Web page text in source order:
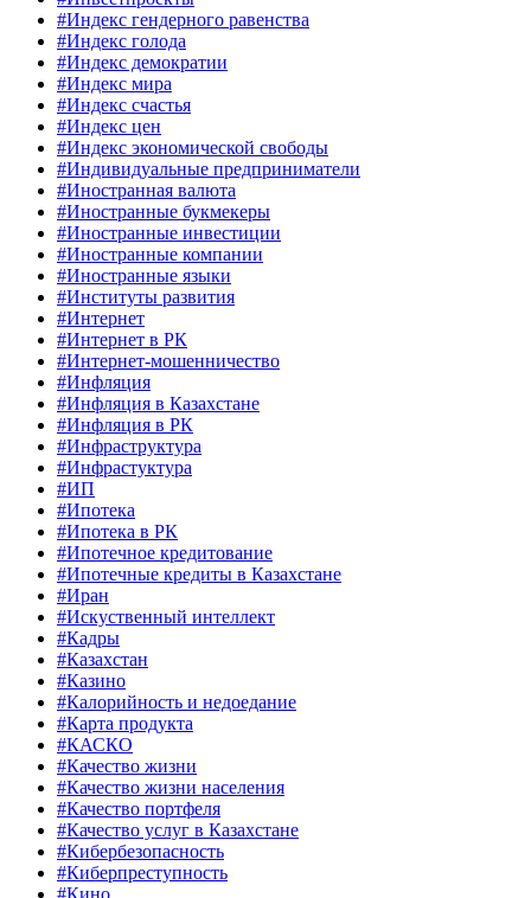
#Индекс гендерного равенства
#Индекс голода
#Индекс демократии
#Индекс мира
#Индекс счастья
#Индекс цен
#Индекс экономической свободы
#Индивидуальные предприниматели
#Иностранная валюта
#Иностранные букмекеры
#Иностранные инвестиции
#Иностранные компании
#Иностранные языки
#Институты развития
#Интернет
#Интернет в РК
#Интернет-мошенничество
#Инфляция
#Инфляция в Казахстане
#Инфляция в РК
#Инфраструктура
#Инфрастуктура
#ИП
#Ипотека
#Ипотека в РК
#Ипотечное кредитование
#Ипотечные кредиты в Казахстане
#Иран
#Искуственный интеллект
#Кадры
#Казахстан
#Казино
#Калорийность и недоедание
#Карта продукта
#КАСКО
#Качество жизни
#Качество жизни населения
#Качество портфеля
#Качество услуг в Казахстане
#Кибербезопасность
#Киберпреступность
#Кино